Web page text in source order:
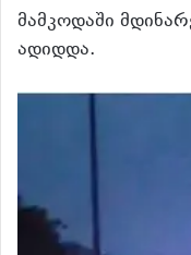
მამკოდაში
ადიდდა.